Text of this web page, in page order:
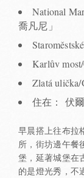
National
喬凡尼」
Karlův
Zlatá
住在： 伏
早晨搭上往布拉
所，街坊邊午餐
堡，延著城堡在
的是燈光秀，不